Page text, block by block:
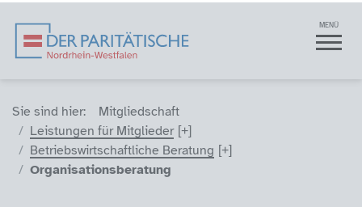
Der Paritätische NRW
Navigation MENÜ
Sie sind hier (Breadcrumb)
Sie sind hier:
Mitgliedschaft
Leistungen für Mitglieder
Betriebswirtschaftliche Beratung
Organisationsberatung